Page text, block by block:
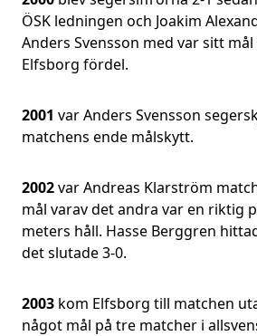
ÖSK ledningen och Joakim
Anders Svensson med var sitt
Elfsborg fördel.
2001 var Anders Svensson
matchens ende målskytt.
2002var Andreas Klarström
mål varav det andra var en riktig
meters håll. Hasse Berggren
det slutade 3-0.
2003 kom Elfsborg till matchen
något mål på tre matcher i